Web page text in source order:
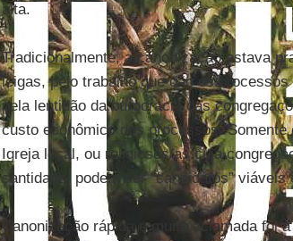
alta.
Tradicionalmente, a canonização estava
leigas, pelo trabalho que dão os
pela lentidão da burocracia das
custo econômico dos processos.
Igreja local, ou religiosos/as cuja
santidade, podem ser “candidatos”
Canonização rápida e muito aclamada foi